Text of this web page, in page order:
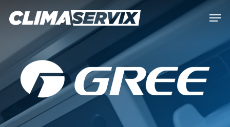
content
Menu